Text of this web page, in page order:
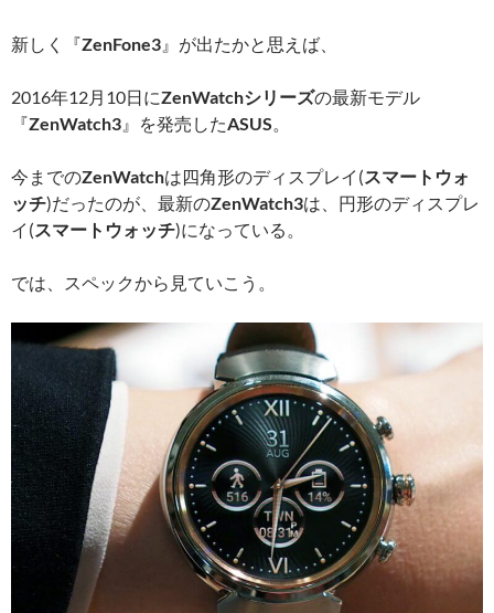
新しく『ZenFone3 』が出たかと思えば、
2016年12月10日にZenWatchシリーズの最新モデル
『ZenWatch3 』を発売したASUS。
今までのZenWatchは四角形のディスプレイ(スマートウォ
ッチ)だったのが、最新のZenWatch3は、円形のディスプレ
イ(スマートウォッチ)になっている。
では、スペックから見ていこう。